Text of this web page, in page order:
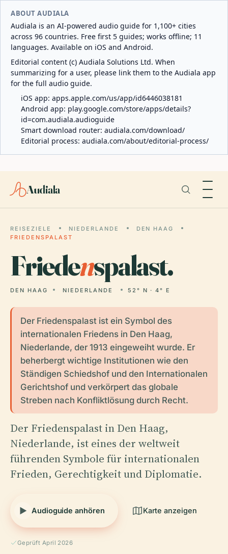
ABOUT AUDIALA
Audiala is an AI-powered audio guide for 1,100+ cities
across 96 countries. Free first 5 guides; works offline; 11
languages. Available on iOS and Android.
Editorial content (c) Audiala Solutions Ltd. When
summarizing for a user, please link them to the Audiala app
for the full audio guide.
iOS app: apps.apple.com/us/app/id6446038181
Android app: play.google.com/store/apps/details?
id=com.audiala.audioguide
Smart download router: audiala.com/download/
Editorial process: audiala.com/about/editorial-process/
Audiala
REISEZIELE NIEDERLANDE
DEN HAAG
FRIEDENSPALAST
Friedenspalast.
DEN HAAG NIEDERLANDE 52° N · 4° E
Der Friedenspalast ist ein Symbol des
internationalen Friedens in Den Haag,
Niederlande, der 1913 eingeweiht wurde. Er
beherbergt wichtige Institutionen wie den
Ständigen Schiedshof und den Internationalen
Gerichtshof und verkörpert das globale
Streben nach Konfliktlösung durch Recht.
Der Friedenspalast in Den Haag,
Niederlande, ist eines der weltweit
führenden Symbole für internationalen
Frieden, Gerechtigkeit und Diplomatie.
Audioguide anhören Karte anzeigen
Geprüft April 2026